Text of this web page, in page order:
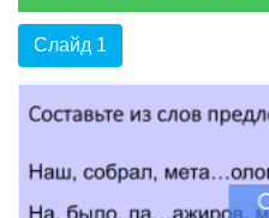
Слайд 1